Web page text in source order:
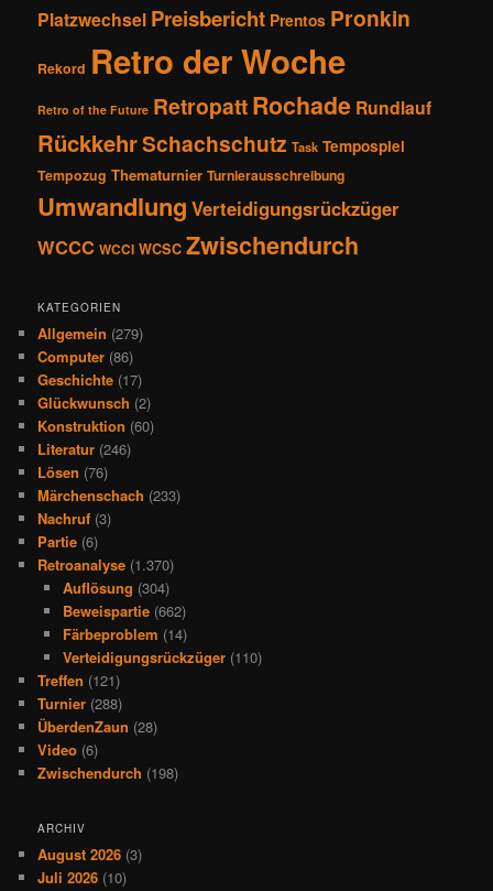
Platzwechsel Preisbericht Prentos Pronkin
Rekord Retro der Woche
Retro of the Future RetropattRochade Rundlauf
RückkehrSchachschutz Task Tempospiel
Tempozug Thematurnier Turnierausschreibung
Umwandlung Verteidigungsrückzüger
WCCC WCCI WCSC Zwischendurch
KATEGORIEN
Allgemein (279)
Computer (86)
Geschichte (17)
Glückwunsch (2)
Konstruktion (60)
Literatur (246)
Lösen (76)
Märchenschach (233)
Nachruf (3)
Partie (6)
Retroanalyse (1.370)
Auflösung (304)
Beweispartie(662)
Färbeproblem (14)
Verteidigungsrückzüger(110)
Treffen (121)
Turnier (288)
ÜberdenZaun (28)
Video (6)
Zwischendurch (198)
ARCHIV
August 2026 (3)
Juli 2026 (10)